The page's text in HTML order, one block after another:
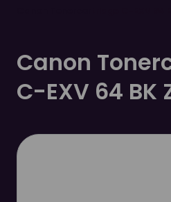
Canon
C-EXV 64 BK